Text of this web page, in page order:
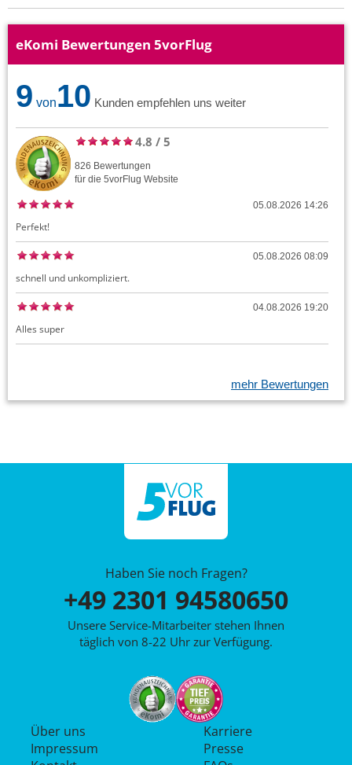
eKomi Bewertungen 5vorFlug
9 von10 Kunden empfehlen uns weiter
4.8 / 5
826 Bewertungen
für die 5vorFlug Website
05.08.2026 14:26
Perfekt!
05.08.2026 08:09
schnell und unkompliziert.
04.08.2026 19:20
Alles super
mehr Bewertungen
Haben Sie noch Fragen?
+49 2301 94580650
Unsere Service-Mitarbeiter stehen Ihnen
täglich von 8-22 Uhr zur Verfügung.
Über uns
Impressum
Karriere
Presse